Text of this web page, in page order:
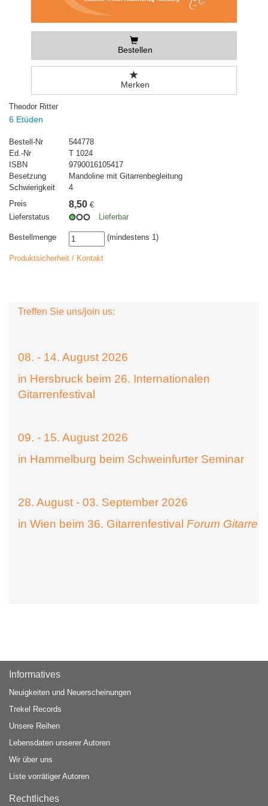
Bestellen
Merken
Theodor Ritter
6 Etüden
Bestell-Nr
544778
Ed.-Nr
T 1024
ISBN
9790016105417
Besetzung
Mandoline mit Gitarrenbegleitung
Schwierigkeit
4
Preis
8,50 €
Lieferstatus
Lieferbar
Bestellmenge (mindestens 1)
Produktsicherheit / Kontakt
Treffen Sie uns/join us:
08. - 14. August 2026
in Hersbruck beim 26. Internationalen
Gitarrenfestival
09. - 15. August 2026
in Hammelburg beim Schweinfurter Seminar
28. August - 03. September 2026
in Wien beim 36. Gitarrenfestival Forum Gitarre
Informatives
Neuigkeiten und Neuerscheinungen
Trekel Records
Unsere Reihen
Lebensdaten unserer Autoren
Wir über uns
Liste vorrätiger Autoren
Rechtliches